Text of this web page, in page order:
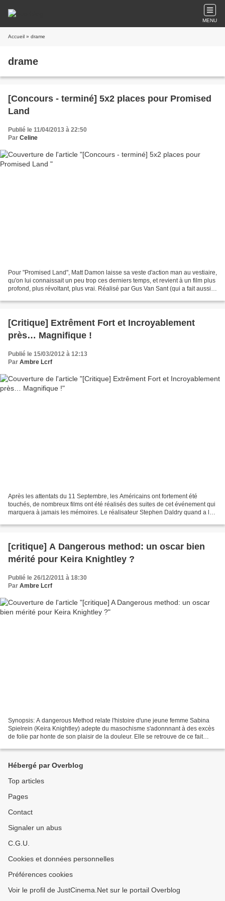
MENU
Accueil » drame
drame
[Concours - terminé] 5x2 places pour Promised
Land
Publié le 11/04/2013 à 22:50
Par Celine
Pour "Promised Land", Matt Damon laisse sa veste d'action man au vestiaire,
qu'on lui connaissait un peu trop ces derniers temps, et revient à un film plus
profond, plus révoltant, plus vrai. Réalisé par Gus Van Sant (qui a fait aussi
[Critique] Extrêment Fort et Incroyablement
près… Magnifique !
Publié le 15/03/2012 à 12:13
Par Ambre Lcrf
Après les attentats du 11 Septembre, les Américains ont fortement été
touchés, de nombreux films ont été réalisés des suites de cet événement qui
marquera à jamais les mémoires. Le réalisateur Stephen Daldry quand a lui
[critique] A Dangerous method: un oscar bien
mérité pour Keira Knightley ?
Publié le 26/12/2011 à 18:30
Par Ambre Lcrf
Synopsis: A dangerous Method relate l'histoire d'une jeune femme Sabina
Spielrein (Keira Knightley) adepte du masochisme s'adonnnant à des excès
de folie par honte de son plaisir de la douleur. Elle se retrouve de ce fait
Hébergé par Overblog
Top articles
Pages
Contact
Signaler un abus
C.G.U.
Cookies et données personnelles
Préférences cookies
Voir le profil de JustCinema.Net sur le portail Overblog